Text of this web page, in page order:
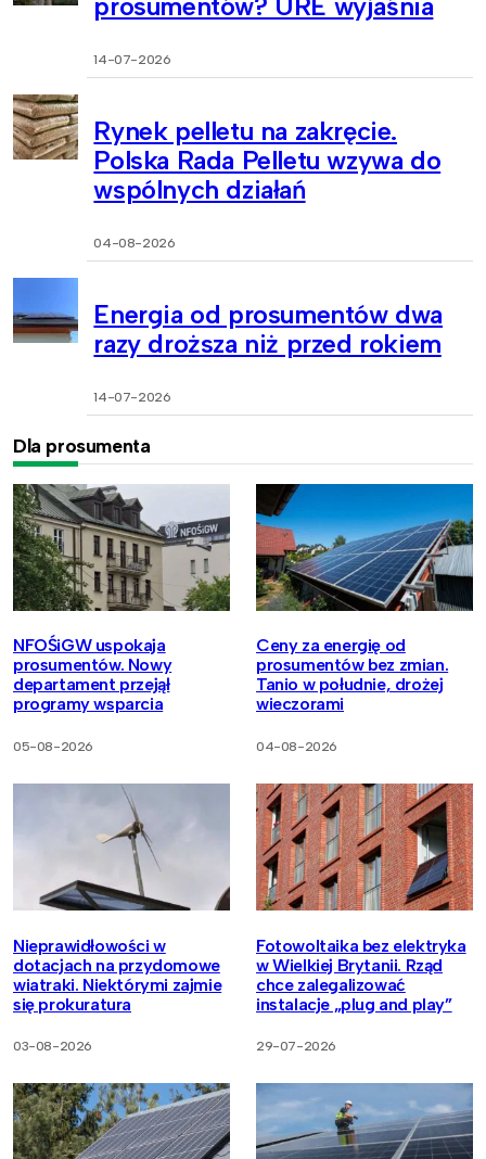
14-07-2026
Rynek pelletu na zakręcie.
Polska Rada Pelletu wzywa do
wspólnych działań
04-08-2026
Energia od prosumentów dwa
razy droższa niż przed rokiem
14-07-2026
Dla prosumenta
NFOŚiGW uspokaja
prosumentów. Nowy
departament przejął
programy wsparcia
05-08-2026
Ceny za energię od
prosumentów bez zmian.
Tanio w południe, drożej
wieczorami
04-08-2026
Nieprawidłowości w
dotacjach na przydomowe
wiatraki. Niektórymi zajmie
się prokuratura
03-08-2026
Fotowoltaika bez elektryka
w Wielkiej Brytanii. Rząd
chce zalegalizować
instalacje „plug and play”
29-07-2026